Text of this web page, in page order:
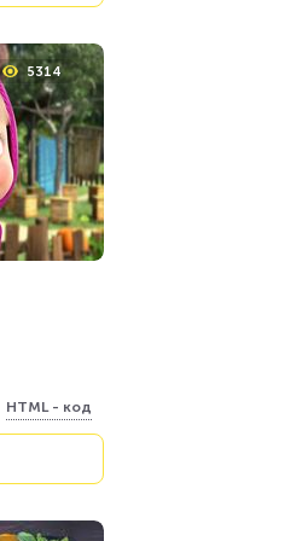
5314
HTML - код